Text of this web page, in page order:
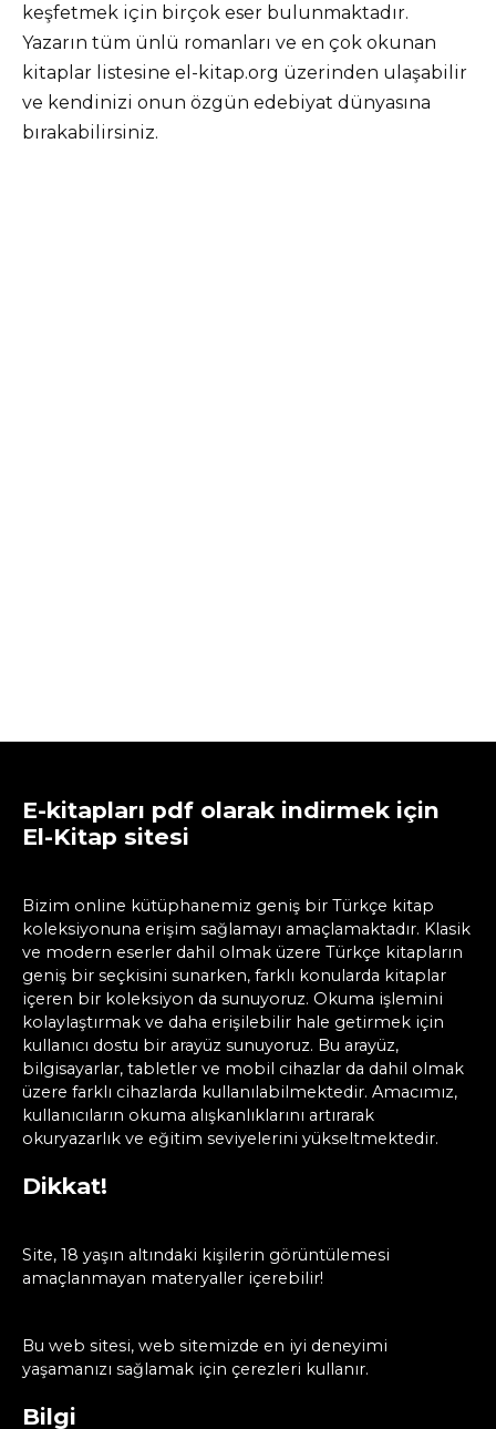
keşfetmek için birçok eser bulunmaktadır.
Yazarın tüm ünlü romanları ve en çok okunan
kitaplar listesine el-kitap.org üzerinden ulaşabilir
ve kendinizi onun özgün edebiyat dünyasına
bırakabilirsiniz.
E-kitapları pdf olarak indirmek için
El-Kitap sitesi
Bizim online kütüphanemiz geniş bir Türkçe kitap
koleksiyonuna erişim sağlamayı amaçlamaktadır. Klasik
ve modern eserler dahil olmak üzere Türkçe kitapların
geniş bir seçkisini sunarken, farklı konularda kitaplar
içeren bir koleksiyon da sunuyoruz. Okuma işlemini
kolaylaştırmak ve daha erişilebilir hale getirmek için
kullanıcı dostu bir arayüz sunuyoruz. Bu arayüz,
bilgisayarlar, tabletler ve mobil cihazlar da dahil olmak
üzere farklı cihazlarda kullanılabilmektedir. Amacımız,
kullanıcıların okuma alışkanlıklarını artırarak
okuryazarlık ve eğitim seviyelerini yükseltmektedir.
Dikkat!
Site, 18 yaşın altındaki kişilerin görüntülemesi
amaçlanmayan materyaller içerebilir!
Bu web sitesi, web sitemizde en iyi deneyimi
yaşamanızı sağlamak için çerezleri kullanır.
Bilgi